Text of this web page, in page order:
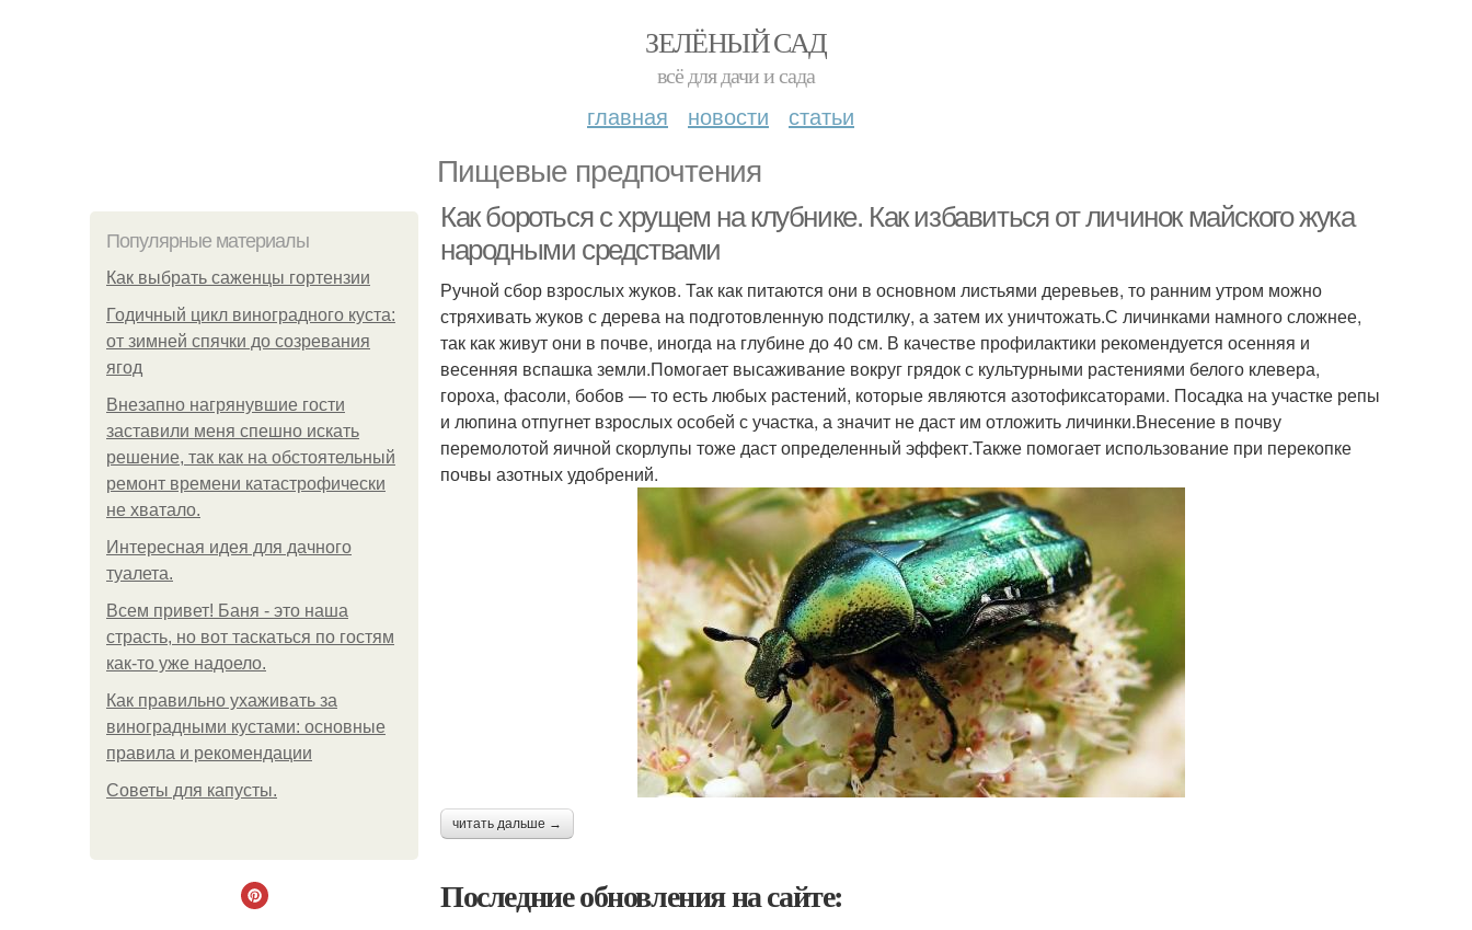
ЗЕЛЁНЫЙ САД
всё для дачи и сада
главная новости статьи
Пищевые предпочтения
Популярные материалы
Как выбрать саженцы гортензии
Годичный цикл виноградного куста:
от зимней спячки до созревания
ягод
Внезапно нагрянувшие гости
заставили меня спешно искать
решение, так как на обстоятельный
ремонт времени катастрофически
не хватало.
Интересная идея для дачного
туалета.
Всем привет! Баня - это наша
страсть, но вот таскаться по гостям
как-то уже надоело.
Как правильно ухаживать за
виноградными кустами: основные
правила и рекомендации
Советы для капусты.
Как бороться с хрущем на клубнике. Как избавиться от личинок майского жука
народными средствами
Ручной сбор взрослых жуков. Так как питаются они в основном листьями деревьев, то ранним утром можно
стряхивать жуков с дерева на подготовленную подстилку, а затем их уничтожать.С личинками намного сложнее,
так как живут они в почве, иногда на глубине до 40 см. В качестве профилактики рекомендуется осенняя и
весенняя вспашка земли.Помогает высаживание вокруг грядок с культурными растениями белого клевера,
гороха, фасоли, бобов — то есть любых растений, которые являются азотофиксаторами. Посадка на участке репы
и люпина отпугнет взрослых особей с участка, а значит не даст им отложить личинки.Внесение в почву
перемолотой яичной скорлупы тоже даст определенный эффект.Также помогает использование при перекопке
почвы азотных удобрений.
читать дальше →
Последние обновления на сайте: